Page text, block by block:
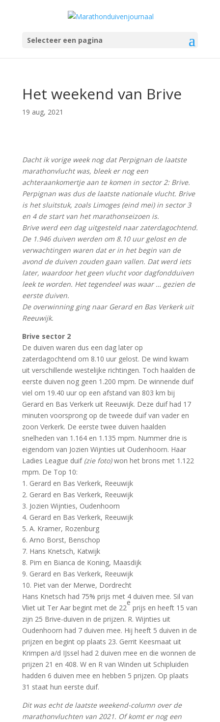
Selecteer een pagina
Het weekend van Brive
19 aug, 2021
Dacht ik vorige week nog dat Perpignan de laatste
marathonvlucht was, bleek er nog een
achteraankomertje aan te komen in sector 2: Brive.
Perpignan was dus de laatste nationale vlucht. Brive
is het sluitstuk, zoals Limoges (eind mei) in sector 3
en 4 de start van het marathonseizoen is.
Brive werd een dag uitgesteld naar zaterdagochtend.
De 1.946 duiven werden om 8.10 uur gelost en de
verwachtingen waren dat er in het begin van de
avond de duiven zouden gaan vallen. Dat werd iets
later, waardoor het geen vlucht voor dagfondduiven
leek te worden. Het tegendeel was waar … gezien de
eerste duiven.
De overwinning ging naar Gerard en Bas Verkerk uit
Reeuwijk.
Brive sector 2
De duiven waren dus een dag later op
zaterdagochtend om 8.10 uur gelost. De wind kwam
uit verschillende westelijke richtingen. Toch haalden de
eerste duiven nog geen 1.200 mpm. De winnende duif
viel om 19.40 uur op een afstand van 803 km bij
Gerard en Bas Verkerk uit Reeuwijk. Deze duif had 17
minuten voorsprong op de tweede duif van vader en
zoon Verkerk. De eerste twee duiven haalden
snelheden van 1.164 en 1.135 mpm. Nummer drie is
eigendom van Jozien Wijnties uit Oudenhoorn. Haar
Ladies League duif (zie foto)won het brons met 1.122
mpm. De Top 10:
1. Gerard en Bas Verkerk, Reeuwijk
2. Gerard en Bas Verkerk, Reeuwijk
3. Jozien Wijnties, Oudenhoorn
4. Gerard en Bas Verkerk, Reeuwijk
5. A. Kramer, Rozenburg
6. Arno Borst, Benschop
7. Hans Knetsch, Katwijk
8. Pim en Bianca de Koning, Maasdijk
9. Gerard en Bas Verkerk, Reeuwijk
10. Piet van der Merwe, Dordrecht
Hans Knetsch had 75% prijs met 4 duiven mee. Sil van
Vliet uit Ter Aar begint met de 22
e
prijs en heeft 15 van
zijn 25 Brive-duiven in de prijzen. R. Wijnties uit
Oudenhoorn had 7 duiven mee. Hij heeft 5 duiven in de
prijzen en begint op plaats 23. Gerrit Keesmaat uit
Krimpen a/d IJssel had 2 duiven mee en die wonnen de
prijzen 21 en 408. W en R van Winden uit Schipluiden
hadden 6 duiven mee en hebben 5 prijzen. Op plaats
31 staat hun eerste duif.
Dit was echt de laatste weekend-column over de
marathonvluchten van 2021. Of komt er nog een